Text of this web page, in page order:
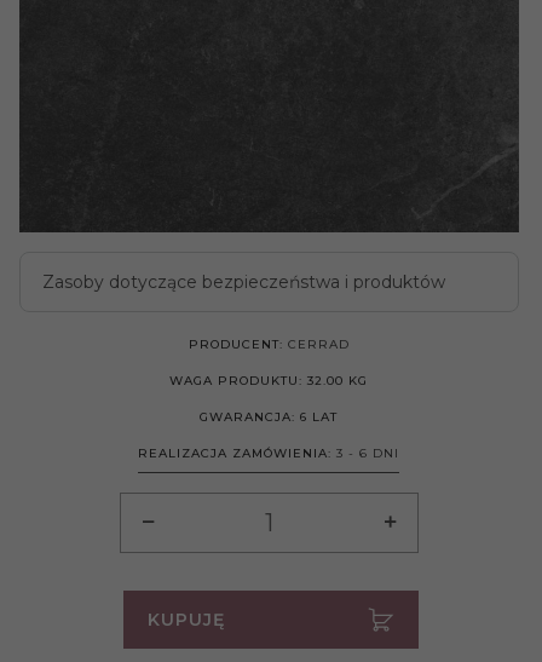
Zasoby dotyczące bezpieczeństwa i produktów
PRODUCENT: CERRAD
WAGA PRODUKTU:32.00 KG
GWARANCJA:6 LAT
REALIZACJA ZAMÓWIENIA:3 - 6 DNI
KUPUJĘ